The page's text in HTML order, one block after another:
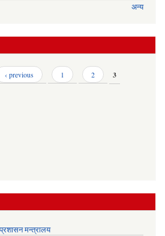
अन्य
‹ previous 1 2 3
मन्त्रालय